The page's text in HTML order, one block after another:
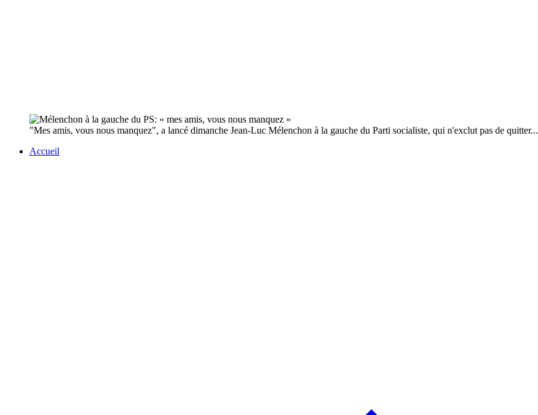
"Mes amis, vous nous manquez", a lancé dimanche Jean-Luc Mélenchon à la gauche du Parti socialiste, qui n'exclut pas de quitter...
Accueil